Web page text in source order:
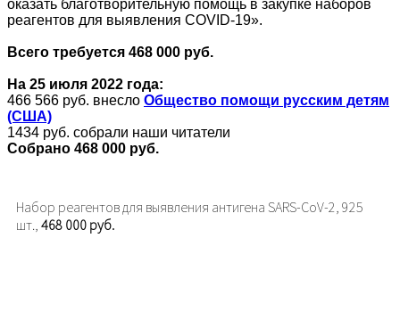
оказать благотворительную помощь в закупке наборов
реагентов для выявления COVID-19».
Всего требуется 468 000 руб.
На 25 июля 2022 года:
466 566 руб. внесло Общество помощи русским детям
(США)
1434 руб. собрали наши читатели
Собрано 468 000 руб.
Набор реагентов для выявления антигена SARS-CoV-2, 925
шт., 468 000 руб.